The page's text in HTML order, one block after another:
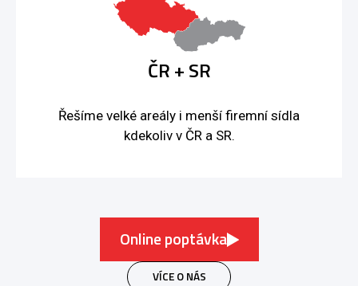
ČR + SR
Řešíme velké areály i menší firemní sídla
kdekoliv v ČR a SR.
Online poptávka
VÍCE O NÁS